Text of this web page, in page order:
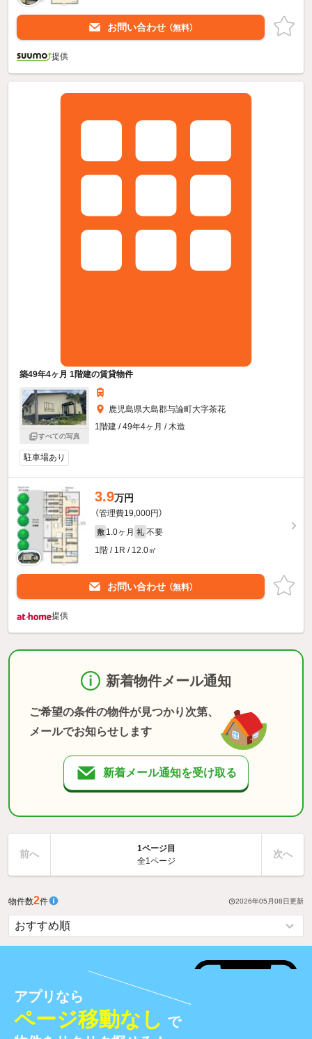
お問い合わせ （無料）
提供
築49年4ヶ月 1階建の賃貸物件
すべての写真
鹿児島県大島郡与論町大字茶花
1階建 / 49年4ヶ月 / 木造
駐車場あり
3.9万円
（管理費19,000円）
敷 1.0ヶ月 礼 不要
1階 / 1R / 12.0㎡
お問い合わせ （無料）
提供
新着物件メール通知
ご希望の条件の物件が見つかり次第、
メールでお知らせします
新着メール通知を受け取る
前へ
1ページ目
全1ページ
次へ
物件数2件 2026年05月08日更新
アプリなら
ページ移動なし で